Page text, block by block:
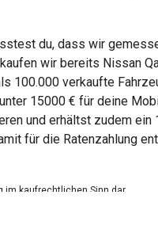
du, dass wir
wir bereits Nissan
100.000 verkaufte
15000 € für deine
und erhältst zudem
für die Ratenzahlung
kaufrechtlichen Sinn dar.